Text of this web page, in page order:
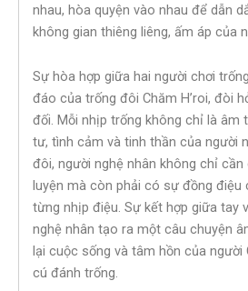
nhau, hòa quyện vào nhau để dẫn
không gian thiêng liêng, ấm áp của
Sự hòa hợp giữa hai người chơi
đáo của trống đôi Chăm H’roi, đòi
đối. Mỗi nhịp trống không chỉ là âm
tư, tình cảm và tinh thần của người
đôi, người nghệ nhân không chỉ
luyện mà còn phải có sự đồng điệu
từng nhịp điệu. Sự kết hợp giữa tay
nghệ nhân tạo ra một câu chuyện
lại cuộc sống và tâm hồn của người
cú đánh trống.